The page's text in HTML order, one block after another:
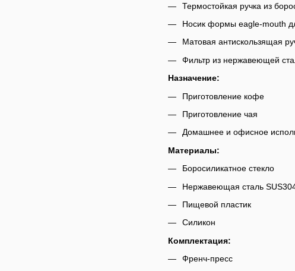
Термостойкая ручка из
Носик формы eagle-mouth
Матовая антискользящая
Фильтр из нержавеющей
Назначение:
Приготовление кофе
Приготовление чая
Домашнее и офисное
Материалы:
Боросиликатное стекло
Нержавеющая сталь
Пищевой пластик
Силикон
Комплектация:
Френч-пресс